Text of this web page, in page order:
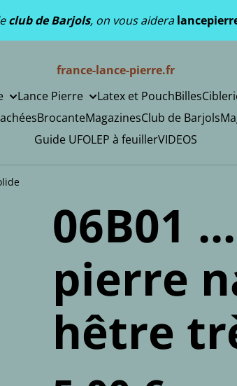
club de Barjols, on vous aidera
france-lance-pierre.fr
Lance Pierre Latex et PouchBilles
BrocanteMagazinesClub de Barjols
Guide UFOLEP à feuillerVIDEOS
06B01
pierre
hêtre